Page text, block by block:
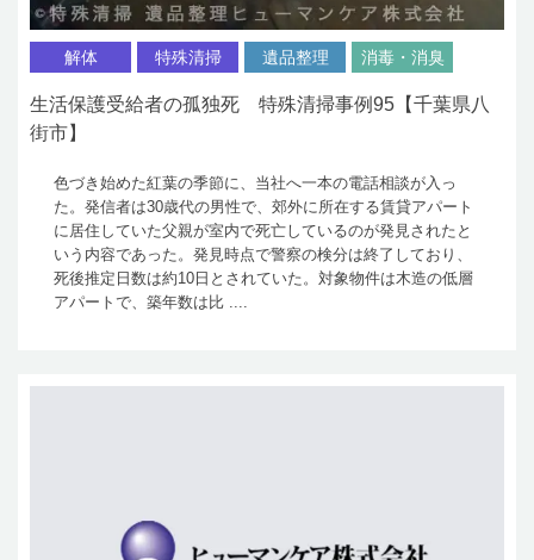
解体 特殊清掃 遺品整理 消毒・消臭
生活保護受給者の孤独死 特殊清掃事例95【千葉県八
街市】
色づき始めた紅葉の季節に、当社へ一本の電話相談が入っ
た。発信者は30歳代の男性で、郊外に所在する賃貸アパート
に居住していた父親が室内で死亡しているのが発見されたと
いう内容であった。発見時点で警察の検分は終了しており、
死後推定日数は約10日とされていた。対象物件は木造の低層
アパートで、築年数は比 ....